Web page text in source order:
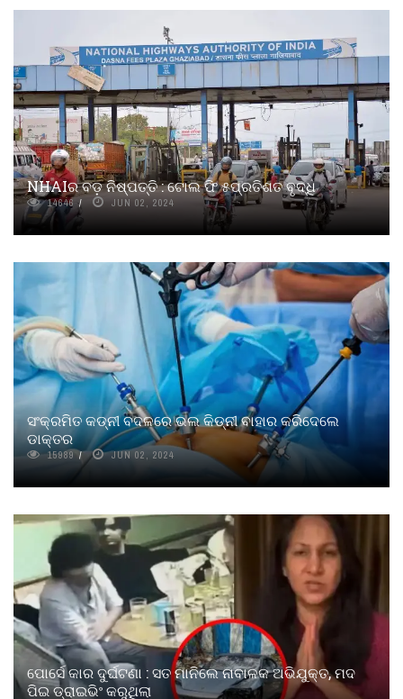
NHAIର ବଡ଼ ନିଷ୍ପତ୍ତି : ଟୋଲ ଫି ୫ପ୍ରତିଶତ ବୃଦ୍ଧି
14646 JUN 02, 2024
ସଂକ୍ରମିତ କଡ୍‌ନୀ ବଦଳରେ ଭଲ କିଡ୍‌ନୀ ବାହାର କରିଦେଲେ
ଡାକ୍ତର
15989 JUN 02, 2024
ପୋର୍ସେ କାର ଦୁର୍ଘଟଣା : ସତ ମାନିଲେ ନାବାଳକ ଅଭିଯୁକ୍ତ, ମଦ
ପିଇ ଡ୍ରାଇଭିଂ କରୁଥିଲା